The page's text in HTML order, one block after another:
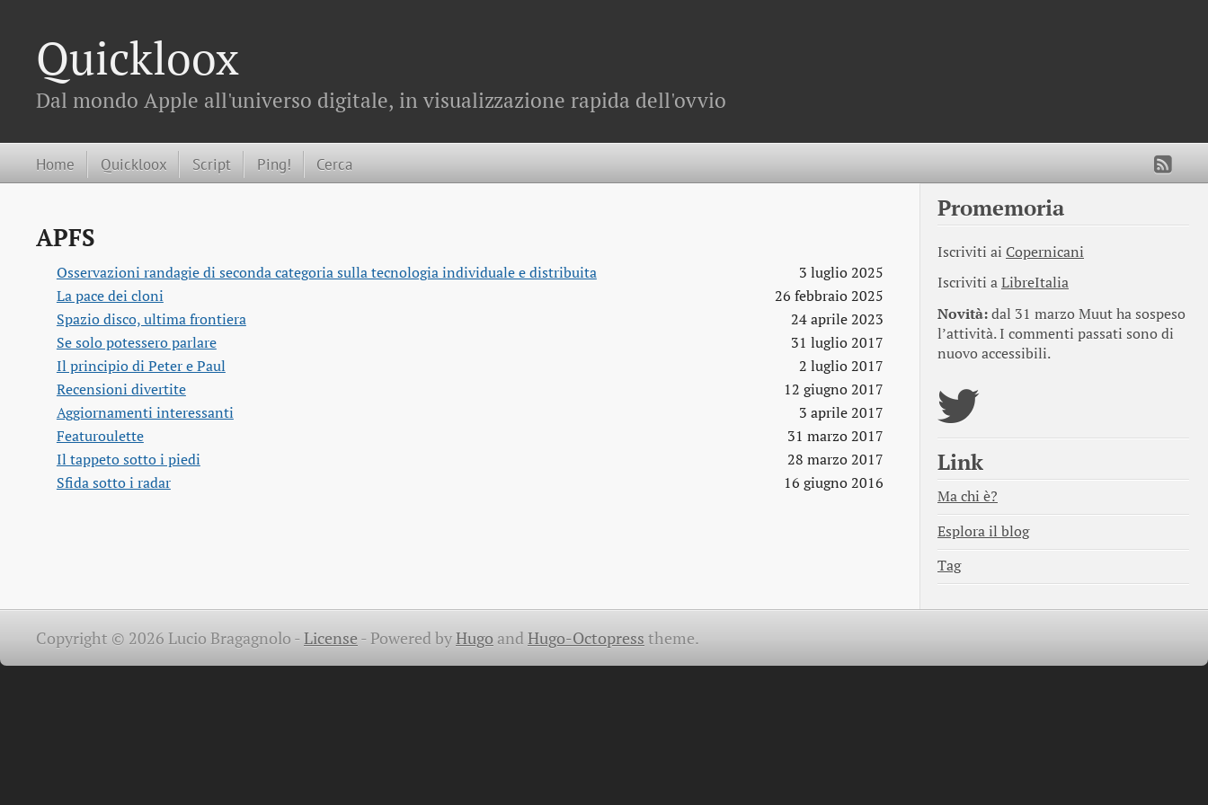
Quickloox
Dal mondo Apple all'universo digitale, in visualizzazione rapida dell'ovvio
Home Quickloox Script Ping! Cerca
APFS
Osservazioni randagie di seconda categoria sulla tecnologia individuale e distribuita
3 luglio 2025
La pace dei cloni
26 febbraio 2025
Spazio disco, ultima frontiera
24 aprile 2023
Se solo potessero parlare
31 luglio 2017
Il principio di Peter e Paul
2 luglio 2017
Recensioni divertite
12 giugno 2017
Aggiornamenti interessanti
3 aprile 2017
Featuroulette
31 marzo 2017
Il tappeto sotto i piedi
28 marzo 2017
Sfida sotto i radar
16 giugno 2016
Promemoria
Iscriviti ai Copernicani
Iscriviti aLibreItalia
Novità:dal 31 marzo Muut ha sospeso
l’attività. I commenti passati sono di
nuovo accessibili.
Link
Ma chi è?
Esplora il blog
Tag
Copyright © 2026 Lucio Bragagnolo -License -Powered byHugoandHugo-Octopress theme.